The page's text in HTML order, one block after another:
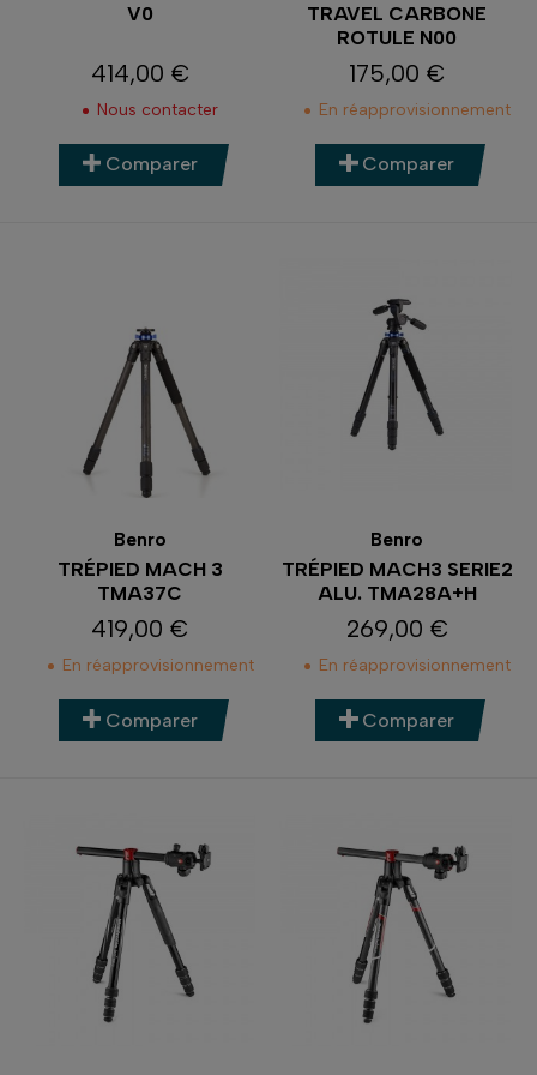
V0
Prix
414,00 €
Nous contacter
Comparer
TRAVEL CARBONE
ROTULE N00
Prix
175,00 €
En réapprovisionnement
Comparer
Benro
TRÉPIED MACH 3
TMA37C
Prix
419,00 €
En réapprovisionnement
Comparer
Benro
TRÉPIED MACH3 SERIE2
ALU. TMA28A+H
Prix
269,00 €
En réapprovisionnement
Comparer